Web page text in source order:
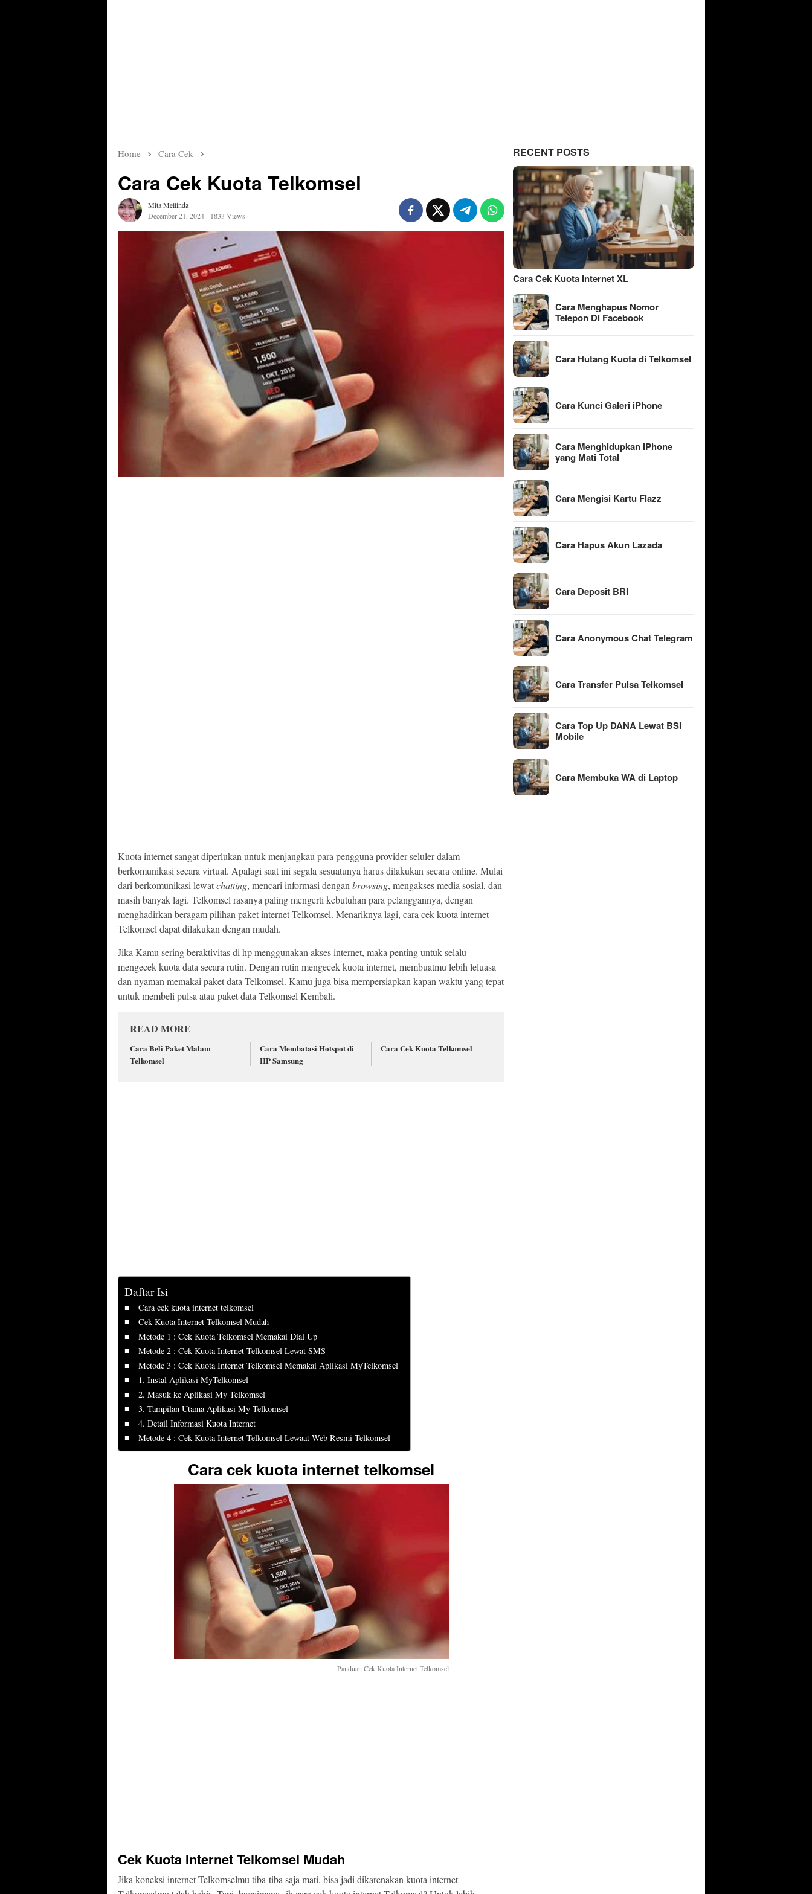
Home Cara Cek
Cara Cek Kuota Telkomsel
Mita Mellinda
December 21, 2024
1833 Views
Kuota internet sangat diperlukan untuk menjangkau para pengguna provider seluler dalam
berkomunikasi secara virtual. Apalagi saat ini segala sesuatunya harus dilakukan secara online. Mulai
dari berkomunikasi lewatchatting, mencari informasi dengan browsing, mengakses media sosial, dan
masih banyak lagi. Telkomsel rasanya paling mengerti kebutuhan para pelanggannya, dengan
menghadirkan beragam pilihan paket internet Telkomsel. Menariknya lagi, cara cek kuota internet
Telkomsel dapat dilakukan dengan mudah.
Jika Kamu sering beraktivitas di hp menggunakan akses internet, maka penting untuk selalu
mengecek kuota data secara rutin. Dengan rutin mengecek kuota internet, membuatmu lebih leluasa
dan nyaman memakai paket data Telkomsel. Kamu juga bisa mempersiapkan kapan waktu yang tepat
untuk membeli pulsa atau paket data Telkomsel Kembali.
READ MORE
Cara Beli Paket Malam
Telkomsel
Cara Membatasi Hotspot di
HP Samsung
Cara Cek Kuota Telkomsel
Daftar Isi
Cara cek kuota internet telkomsel
Cek Kuota Internet Telkomsel Mudah
Metode 1 : Cek Kuota Telkomsel Memakai Dial Up
Metode 2 : Cek Kuota Internet Telkomsel Lewat SMS
Metode 3 : Cek Kuota Internet Telkomsel Memakai Aplikasi MyTelkomsel
1. Instal Aplikasi MyTelkomsel
2. Masuk ke Aplikasi My Telkomsel
3. Tampilan Utama Aplikasi My Telkomsel
4. Detail Informasi Kuota Internet
Metode 4 : Cek Kuota Internet Telkomsel Lewaat Web Resmi Telkomsel
Cara cek kuota internet telkomsel
Panduan Cek Kuota Internet Telkomsel
Cek Kuota Internet Telkomsel Mudah
Jika koneksi internet Telkomselmu tiba-tiba saja mati, bisa jadi dikarenakan kuota internet
RECENT POSTS
Cara Cek Kuota Internet XL
Cara Menghapus Nomor
Telepon Di Facebook
Cara Hutang Kuota di Telkomsel
Cara Kunci Galeri iPhone
Cara Menghidupkan iPhone
yang Mati Total
Cara Mengisi Kartu Flazz
Cara Hapus Akun Lazada
Cara Deposit BRI
Cara Anonymous Chat Telegram
Cara Transfer Pulsa Telkomsel
Cara Top Up DANA Lewat BSI
Mobile
Cara Membuka WA di Laptop